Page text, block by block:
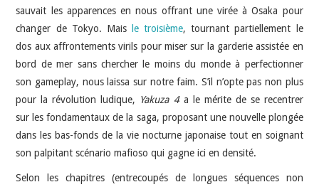
sauvait les apparences en nous offrant une virée à Osaka pour
changer de Tokyo. Mais
le troisième, tournant partiellement le
dos aux affrontements virils pour miser sur la garderie assistée en
bord de mer sans chercher le moins du monde à perfectionner
son gameplay, nous laissa sur notre faim. S’il n’opte pas non plus
pour la révolution ludique, Yakuza 4a le mérite de se recentrer
sur les fondamentaux de la saga, proposant une nouvelle plongée
dans les bas-fonds de la vie nocturne japonaise tout en soignant
son palpitant scénario mafioso qui gagne ici en densité.
Selon les chapitres (entrecoupés de longues séquences non